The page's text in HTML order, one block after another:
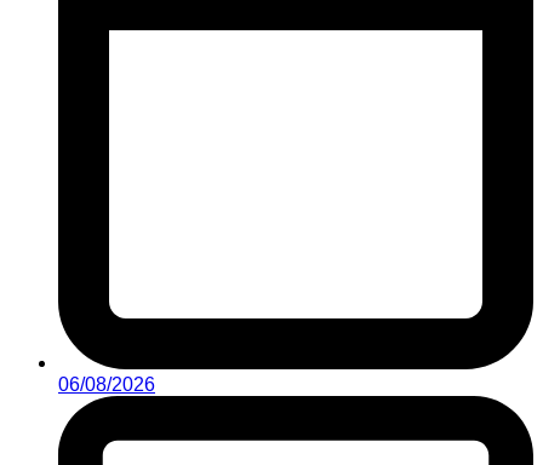
06/08/2026